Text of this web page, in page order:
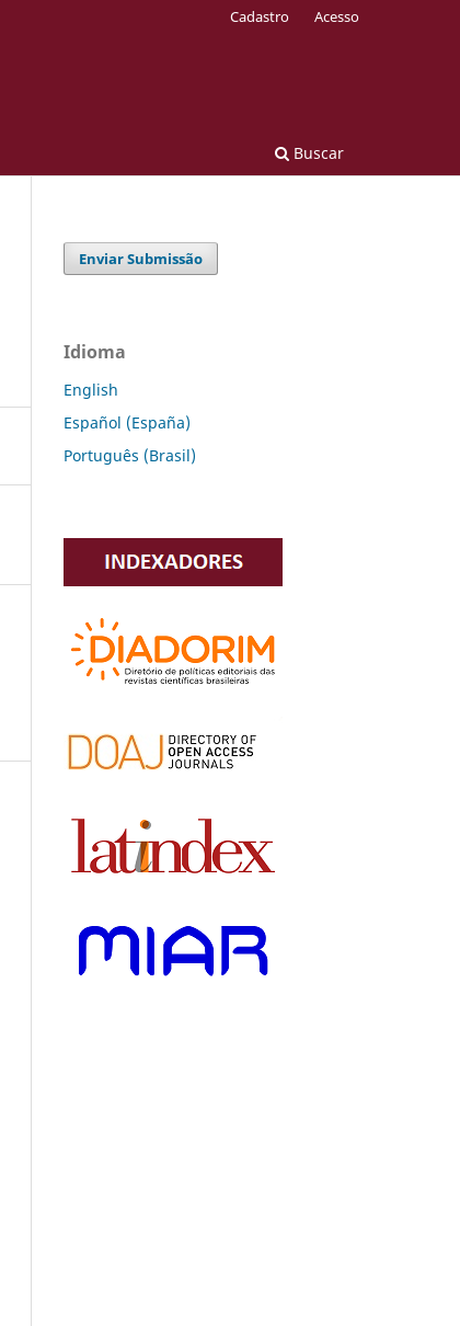
Buscar
Cadastro Acesso
Enviar Submissão
Idioma
English
Español (España)
Português (Brasil)